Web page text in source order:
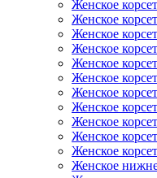
Женское
Женское
Женское
Женское
Женское
Женское
Женское
Женское
Женское
Женское
Женское
Женское